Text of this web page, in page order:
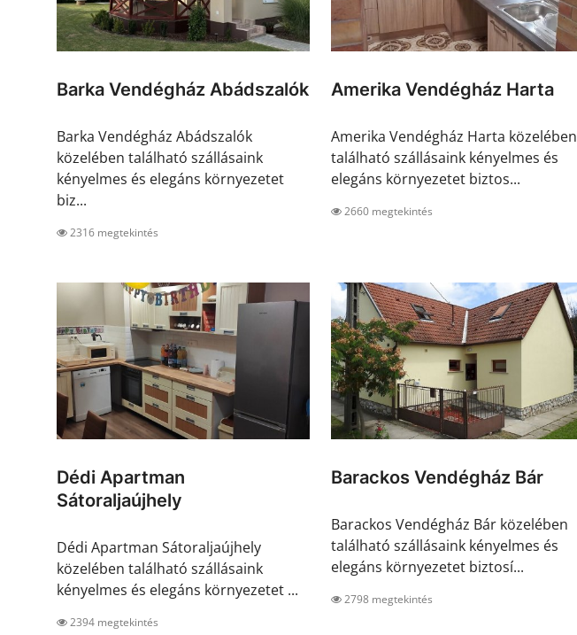
Barka Vendégház Abádszalók
Barka Vendégház Abádszalók
közelében található szállásaink
kényelmes és elegáns környezetet
biz...
2316 megtekintés
Amerika Vendégház Harta
Amerika Vendégház Harta közelében
található szállásaink kényelmes és
elegáns környezetet biztos...
2660 megtekintés
Dédi Apartman
Sátoraljaújhely
Dédi Apartman Sátoraljaújhely
közelében található szállásaink
kényelmes és elegáns környezetet ...
2394 megtekintés
Barackos Vendégház Bár
Barackos Vendégház Bár közelében
található szállásaink kényelmes és
elegáns környezetet biztosí...
2798 megtekintés